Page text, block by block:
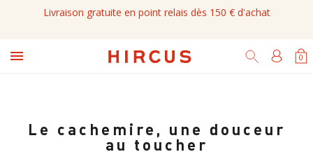
Livraison gratuite en point relais dès 150 € d'achat
0
Le cachemire, une douceur
au toucher